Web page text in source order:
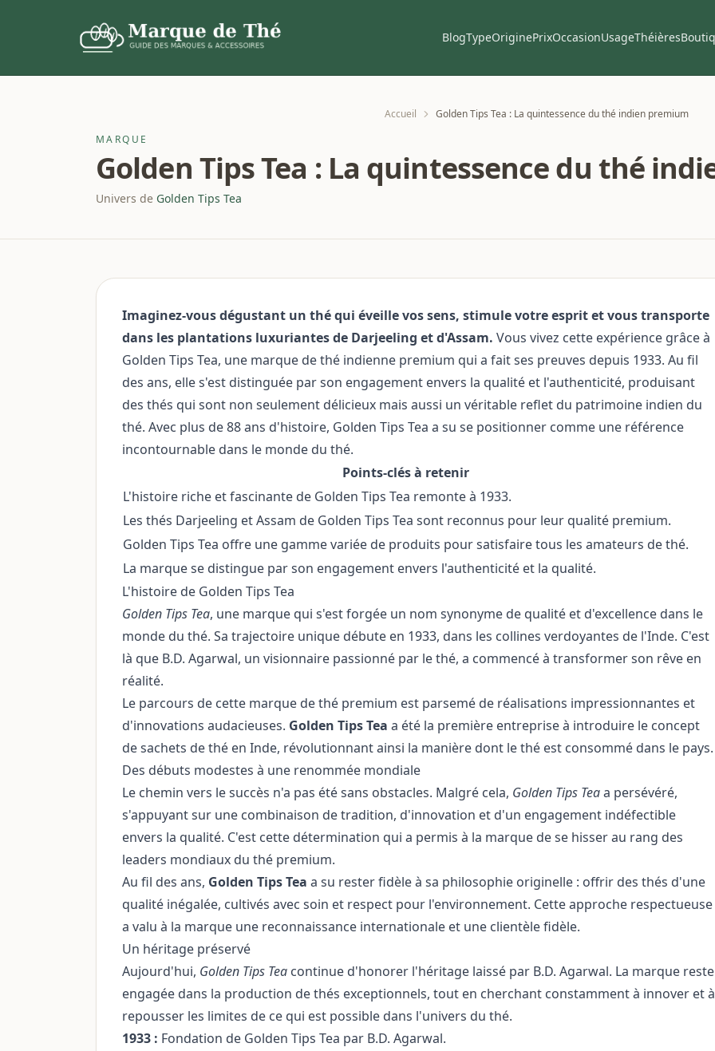
BlogTypeOriginePrixOccasionUsageThéières
Accueil
Golden Tips Tea : La quintessence du thé indien premium
MARQUE
Golden Tips Tea : La quintessence du thé
Univers de Golden Tips Tea
Imaginez-vous dégustant un thé qui éveille vos sens, stimule votre esprit et vous transporte
dans les plantations luxuriantes de Darjeeling et d'Assam. Vous vivez cette expérience grâce à
Golden Tips Tea, une marque de thé indienne premium qui a fait ses preuves depuis 1933. Au fil
des ans, elle s'est distinguée par son engagement envers la qualité et l'authenticité, produisant
des thés qui sont non seulement délicieux mais aussi un véritable reflet du patrimoine indien du
thé. Avec plus de 88 ans d'histoire, Golden Tips Tea a su se positionner comme une référence
incontournable dans le monde du thé.
Points-clés à retenir
L'histoire riche et fascinante de Golden Tips Tea remonte à 1933.
Les thés Darjeeling et Assam de Golden Tips Tea sont reconnus pour leur qualité premium.
Golden Tips Tea offre une gamme variée de produits pour satisfaire tous les amateurs de thé.
La marque se distingue par son engagement envers l'authenticité et la qualité.
L'histoire de Golden Tips Tea
Golden Tips Tea, une marque qui s'est forgée un nom synonyme de qualité et d'excellence dans le
monde du thé. Sa trajectoire unique débute en 1933, dans les collines verdoyantes de l'Inde. C'est
là que B.D. Agarwal, un visionnaire passionné par le thé, a commencé à transformer son rêve en
réalité.
Le parcours de cette marque de thé premium est parsemé de réalisations impressionnantes et
d'innovations audacieuses. Golden Tips Tea a été la première entreprise à introduire le concept
de sachets de thé en Inde, révolutionnant ainsi la manière dont le thé est consommé dans le pays.
Des débuts modestes à une renommée mondiale
Le chemin vers le succès n'a pas été sans obstacles. Malgré cela, Golden Tips Teaa persévéré,
s'appuyant sur une combinaison de tradition, d'innovation et d'un engagement indéfectible
envers la qualité. C'est cette détermination qui a permis à la marque de se hisser au rang des
leaders mondiaux du thé premium.
Au fil des ans, Golden Tips Tea a su rester fidèle à sa philosophie originelle : offrir des thés d'une
qualité inégalée, cultivés avec soin et respect pour l'environnement. Cette approche respectueuse
a valu à la marque une reconnaissance internationale et une clientèle fidèle.
Un héritage préservé
Aujourd'hui, Golden Tips Tea continue d'honorer l'héritage laissé par B.D. Agarwal. La marque reste
engagée dans la production de thés exceptionnels, tout en cherchant constamment à innover et à
repousser les limites de ce qui est possible dans l'univers du thé.
1933 : Fondation de Golden Tips Tea par B.D. Agarwal.